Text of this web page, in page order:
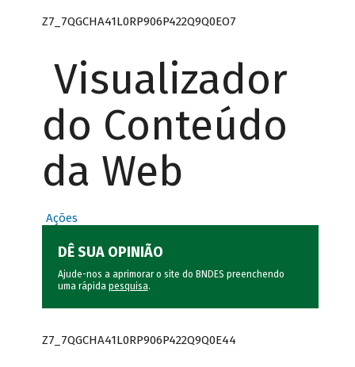
Z7_7QGCHA41L0RP906P422Q9Q0EO7
Visualizador
do Conteúdo
da Web
Ações
DÊ SUA OPINIÃO
Ajude-nos a aprimorar o site do BNDES preenchendo
uma rápida pesquisa.
Z7_7QGCHA41L0RP906P422Q9Q0E44